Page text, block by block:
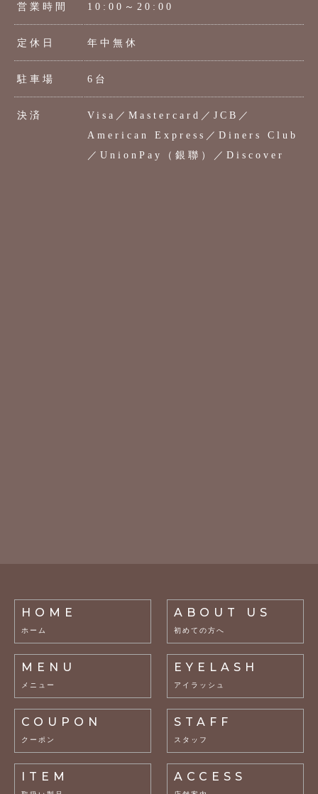
営業時間 10:00～20:00
定休日 年中無休
駐車場 6台
決済
Visa／Mastercard／JCB／
American Express／Diners Club
／UnionPay（銀聯）／Discover
HOME
ホーム
ABOUT US
初めての方へ
MENU
メニュー
EYELASH
アイラッシュ
COUPON
クーポン
STAFF
スタッフ
ITEM ACCESS